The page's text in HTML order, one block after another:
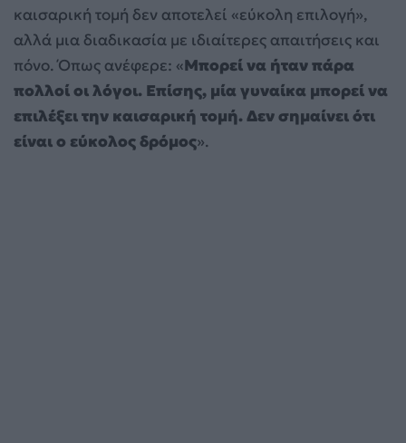
καισαρική τομή δεν αποτελεί «εύκολη επιλογή»,
αλλά μια διαδικασία με ιδιαίτερες απαιτήσεις και
πόνο. Όπως ανέφερε: «Μπορεί να ήταν πάρα
πολλοί οι λόγοι. Επίσης, μία γυναίκα μπορεί να
επιλέξει την καισαρική τομή. Δεν σημαίνει ότι
είναι ο εύκολος δρόμος».